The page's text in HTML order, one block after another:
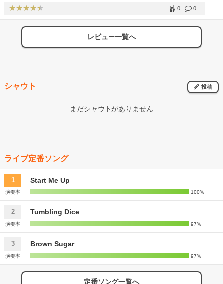
ーターになったこのツアー。チケット発売日にネットでチケット確
保。その足で郵便局に走りチケット代を入金。その着金順に座席確
定、とハラハラドキドキでした。しかもチケットは簡易書留にて配
送。宛名は手書きでした。中の人も大変だったと思います。(後に廃
業されたようです)
0
0
レビュー一覧へ
シャウト 投稿
まだシャウトがありません
ライブ定番ソング
1 Start Me Up
演奏率 100%
2 Tumbling Dice
演奏率 97%
3 Brown Sugar
演奏率 97%
定番ソング一覧へ